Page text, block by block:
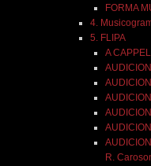
FORMA
4.
5. FLIPA
A
R.